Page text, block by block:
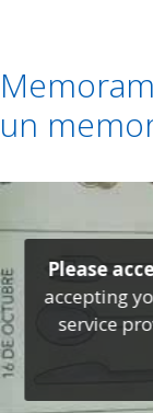
un
Please
accepting
service